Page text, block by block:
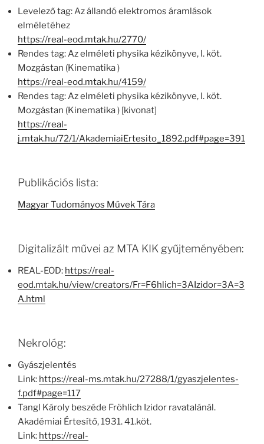
Levelező tag: Az állandó elektromos áramlások
elméletéhez
https://real-eod.mtak.hu/2770/
Rendes tag: Az elméleti physika kézikönyve, l. köt.
Mozgástan (Kinematika )
https://real-eod.mtak.hu/4159/
Rendes tag: Az elméleti physika kézikönyve, l. köt.
Mozgástan (Kinematika ) [kivonat]
https://real-
j.mtak.hu/72/1/AkademiaiErtesito_1892.pdf#page=391
Publikációs lista:
Magyar Tudományos Művek Tára
Digitalizált művei az MTA KIK gyűjteményében:
REAL-EOD: https://real-
eod.mtak.hu/view/creators/Fr=F6hlich=3AIzidor=3A=3
A.html
Nekrológ:
Gyászjelentés
Link: https://real-ms.mtak.hu/27288/1/gyaszjelentes-
f.pdf#page=117
Tangl Károly beszéde Fröhlich Izidor ravatalánál.
Akadémiai Értesítő, 1931. 41.köt.
Link: https://real-